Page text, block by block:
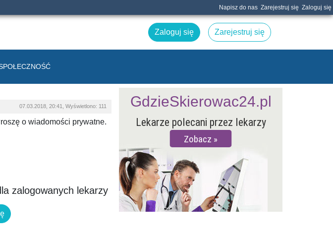
Napisz do nas Zarejestruj się Zaloguj się
Zaloguj się Zarejestruj się
07.03.2018, 20:41, Wyświetlono: 111
o wiadomości prywatne.
zalogowanych lekarzy
Lekarze polecani przez lekarzy
Zobacz
GdzieSkierowac24.pl